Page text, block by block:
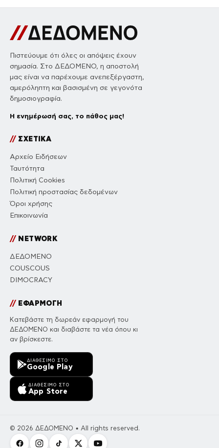
Πιστεύουμε ότι όλες οι απόψεις έχουν
σημασία. Στο ΔΕΔΟΜΕΝΟ, η αποστολή
μας είναι να παρέχουμε ανεπεξέργαστη,
αμερόληπτη και βασισμένη σε γεγονότα
δημοσιογραφία.
Η ενημέρωσή σας, το πάθος μας!
//ΣΧΕΤΙΚΑ
Αρχείο Ειδήσεων
Ταυτότητα
Πολιτική Cookies
Πολιτική προστασίας δεδομένων
Όροι χρήσης
Επικοινωνία
//NETWORK
ΔΕΔΟΜΕΝΟ
COUSCOUS
DIMOCRACY
//ΕΦΑΡΜΟΓΗ
Κατεβάστε τη δωρεάν εφαρμογή του
ΔΕΔΟΜΕΝΟ και διαβάστε τα νέα όπου κι
αν βρίσκεστε.
ΔΙΑΘΈΣΙΜΟ ΣΤΟ
Google Play
ΔΙΑΘΈΣΙΜΟ ΣΤΟ
App Store
© 2026 ΔΕΔΟΜΕΝΟ • All rights reserved.